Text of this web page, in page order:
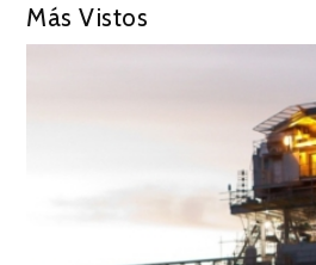
Más Vistos